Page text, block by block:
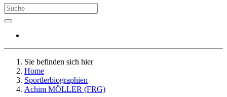
Sie befinden sich hier
Home
Sportlerbiographien
Achim MÖLLER (FRG)